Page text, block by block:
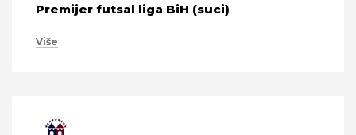
Premijer futsal liga BiH (suci)
Više